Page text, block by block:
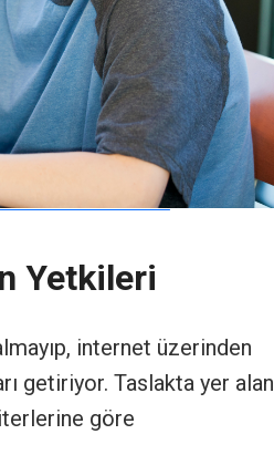
Yetkileri
internet üzerinden
getiriyor. Taslakta yer alan
göre